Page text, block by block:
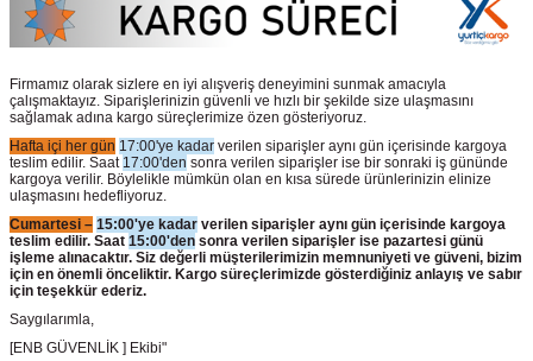
Firmamız olarak sizlere en iyi alışveriş deneyimini sunmak amacıyla
çalışmaktayız. Siparişlerinizin güvenli ve hızlı bir şekilde size ulaşmasını
sağlamak adına kargo süreçlerimize özen gösteriyoruz.
Hafta içi her gün 17:00'ye kadar verilen siparişler aynı gün içerisinde kargoya
teslim edilir. Saat 17:00'den sonra verilen siparişler ise bir sonraki iş gününde
kargoya verilir. Böylelikle mümkün olan en kısa sürede ürünlerinizin elinize
ulaşmasını hedefliyoruz.
Cumartesi – 15:00'ye kadar verilen siparişler aynı gün içerisinde kargoya
teslim edilir. Saat 15:00'den sonra verilen siparişler ise pazartesi günü
işleme alınacaktır. Siz değerli müşterilerimizin memnuniyeti ve güveni, bizim
için en önemli önceliktir. Kargo süreçlerimizde gösterdiğiniz anlayış ve sabır
için teşekkür ederiz.
Saygılarımla,
[ENB GÜVENLİK ] Ekibi"